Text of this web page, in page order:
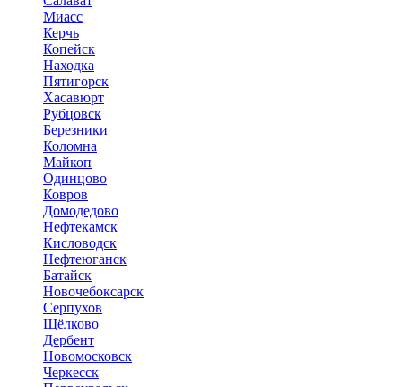
Миасс
Керчь
Копейск
Находка
Пятигорск
Хасавюрт
Рубцовск
Березники
Коломна
Майкоп
Одинцово
Ковров
Домодедово
Нефтекамск
Кисловодск
Нефтеюганск
Батайск
Новочебоксарск
Серпухов
Щёлково
Дербент
Новомосковск
Черкесск